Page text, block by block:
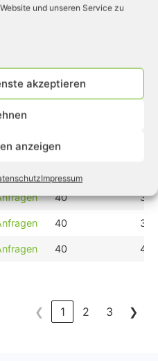
und unseren Service zu
akzeptieren
anzeigen
Impressum
30 30
30
40
40 30
40 30
40 40
❮ 1 2 3 ❯